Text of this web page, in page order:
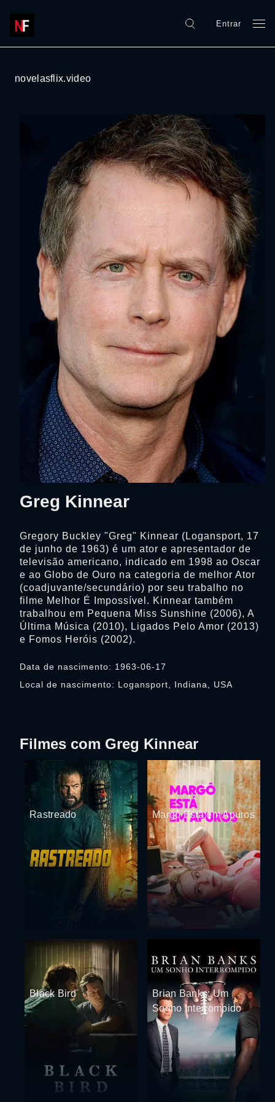
Entrar
novelasflix.video
Greg Kinnear
Data de nascimento: 1963-06-17
Local de nascimento: Logansport, Indiana, USA
Gregory Buckley "Greg" Kinnear (Logansport, 17
de junho de 1963) é um ator e apresentador de
televisão americano, indicado em 1998 ao Oscar
e ao Globo de Ouro na categoria de melhor Ator
(coadjuvante/secundário) por seu trabalho no
filme Melhor É Impossível. Kinnear também
trabalhou em Pequena Miss Sunshine (2006), A
Última Música (2010), Ligados Pelo Amor (2013)
e Fomos Heróis (2002).
Filmes com Greg Kinnear
Rastreado Margô Está em Apuros
Black Bird
Brian Banks: Um
Sonho Interrompido